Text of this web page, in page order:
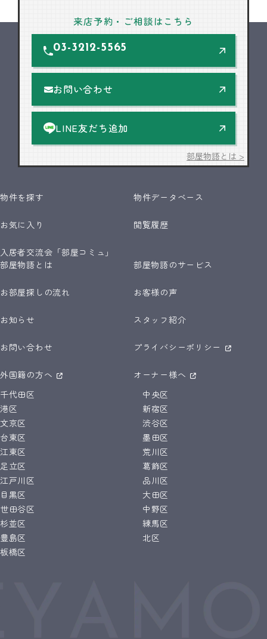
来店予約・ご相談はこちら
03-3212-5565
お問い合わせ
LINE友だち追加
部屋物語とは >
物件を探す 物件データベース
お気に入り 閲覧履歴
入居者交流会「部屋コミュ」
部屋物語とは
部屋物語のサービス
お部屋探しの流れ お客様の声
お知らせ スタッフ紹介
お問い合わせ プライバシーポリシー
外国籍の方へ
オーナー様へ
千代田区
中央区
港区
新宿区
文京区
渋谷区
台東区
墨田区
江東区
荒川区
足立区
葛飾区
江戸川区
品川区
目黒区
大田区
世田谷区
中野区
杉並区
練馬区
豊島区
北区
板橋区